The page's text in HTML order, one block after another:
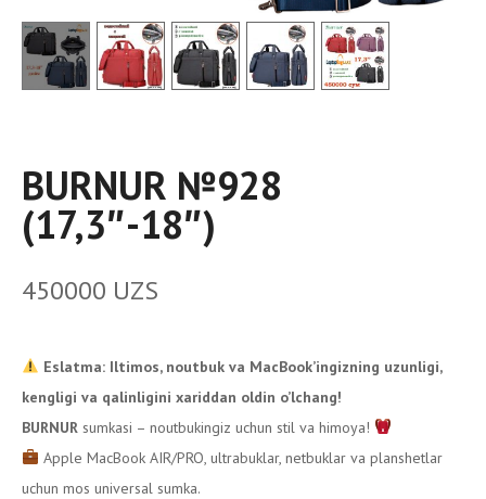
BURNUR №928
(17,3″-18″)
450000 UZS
Eslatma: Iltimos, noutbuk va MacBook’ingizning uzunligi,
kengligi va qalinligini xariddan oldin o’lchang!
BURNUR sumkasi – noutbukingiz uchun stil va himoya!
Apple MacBook AIR/PRO, ultrabuklar, netbuklar va planshetlar
uchun mos universal sumka.